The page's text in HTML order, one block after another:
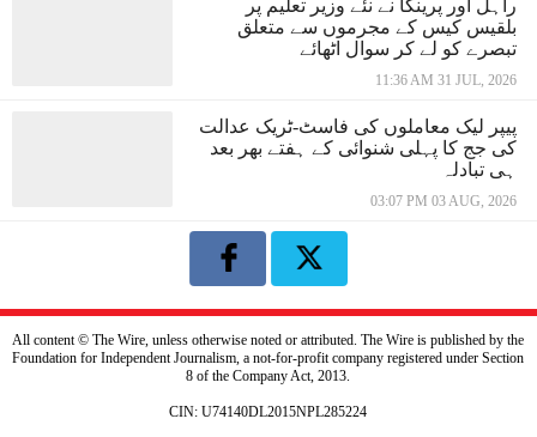
راہل اور پرینکا نے نئے وزیر تعلیم پر
بلقیس کیس کے مجرموں سے متعلق
تبصرے کو لے کر سوال اٹھائے
11:36 AM 31 JUL, 2026
پیپر لیک معاملوں کی فاسٹ-ٹریک عدالت
کی جج کا پہلی شنوائی کے ہفتے بھر بعد
ہی تبادلہ
03:07 PM 03 AUG, 2026
All content © The Wire, unless otherwise noted or attributed. The Wire is published by the
Foundation for Independent Journalism, a not-for-profit company registered under Section
8 of the Company Act, 2013.
CIN: U74140DL2015NPL285224